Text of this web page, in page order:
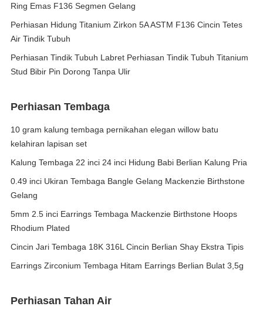
Ring Emas F136 Segmen Gelang
Perhiasan Hidung Titanium Zirkon 5A ASTM F136 Cincin Tetes
Air Tindik Tubuh
Perhiasan Tindik Tubuh Labret Perhiasan Tindik Tubuh Titanium
Stud Bibir Pin Dorong Tanpa Ulir
Perhiasan Tembaga
10 gram kalung tembaga pernikahan elegan willow batu
kelahiran lapisan set
Kalung Tembaga 22 inci 24 inci Hidung Babi Berlian Kalung Pria
0.49 inci Ukiran Tembaga Bangle Gelang Mackenzie Birthstone
Gelang
5mm 2.5 inci Earrings Tembaga Mackenzie Birthstone Hoops
Rhodium Plated
Cincin Jari Tembaga 18K 316L Cincin Berlian Shay Ekstra Tipis
Earrings Zirconium Tembaga Hitam Earrings Berlian Bulat 3,5g
Perhiasan Tahan Air